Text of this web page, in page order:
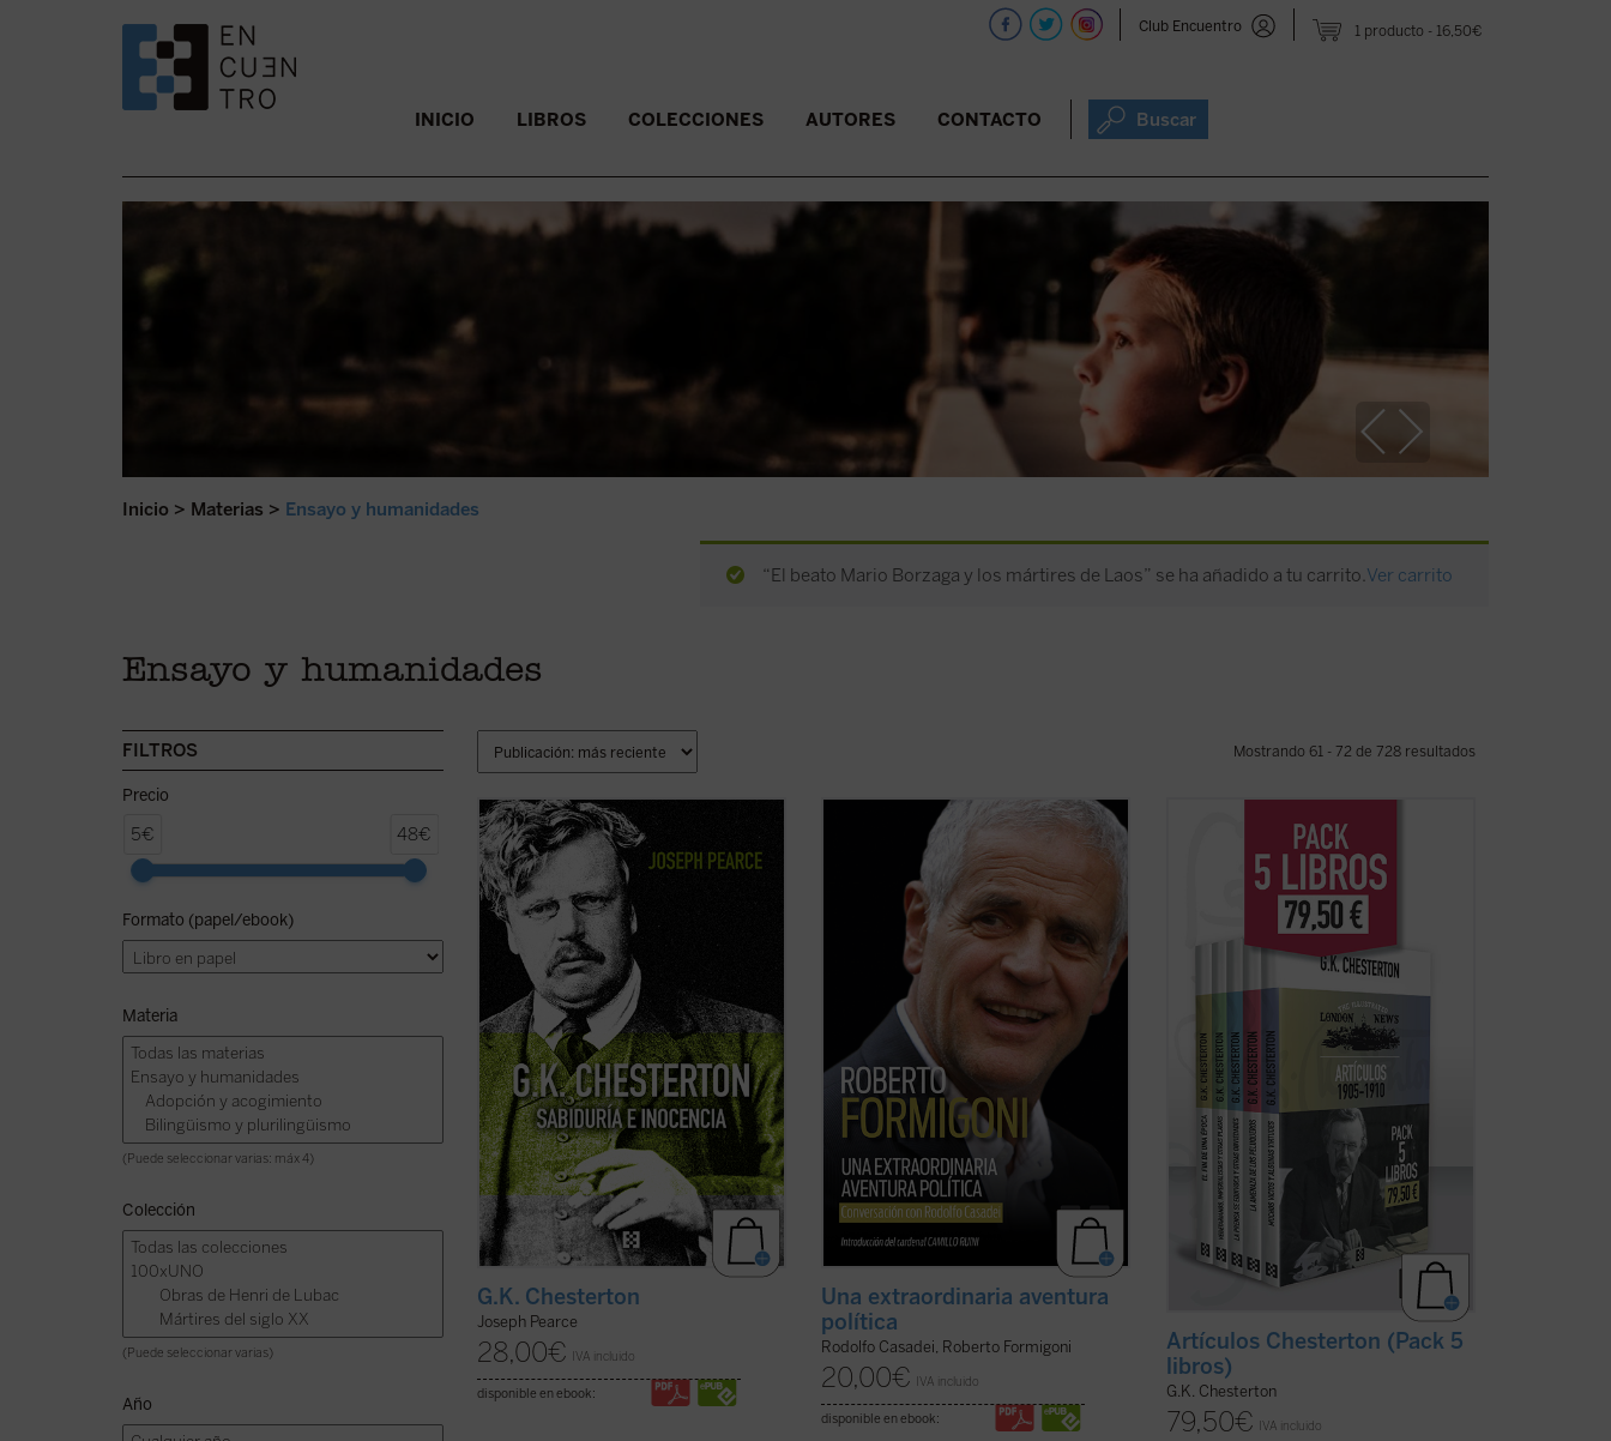
1 producto 16,50€
Club Encuentro
SALTAR AL CONTENIDO. INICIO LIBROS COLECCIONES AUTORES CONTACTO Buscar
Inicio > Materias > Ensayo y humanidades
“El beato Mario Borzaga y los mártires de Laos” se ha añadido a tu carrito. Ver carrito
Ensayo y humanidades
FILTROS
Precio
5€ 48€
Formato (papel/ebook)
Materia
(Puede seleccionar varias: máx 4)
Colección
(Puede seleccionar varias)
Año
Mostrando 61 - 72 de 728 resultados
Edición 150 aniversario del nacimiento de
Chesterton.
«Pearce consigue que la vida de
Chesterton fluya con pulso de novela (...)
LeerG.K. Chesterton. Sabiduría e
inocenciaes altamente recomendable,
salvo que uno prefiera pasar ...
G.K. Chesterton
Joseph Pearce
28,00€ IVA incluido
disponible en ebook:
Este libro relata sesenta años de historia
de Italia, vividos y vistos a través de los
ojos de un joven político extraordinario
de la región de Lombardía. No es solo la
historia de un individuo, sino también la
historia de un pueblo ...(ver ficha)
Una extraordinaria aventura
política
Rodolfo Casadei, Roberto Formigoni
20,00€ IVA incluido
disponible en ebook:
G.K. Chesterton fue uno de los escritores
más importantes del siglo XX. Publicó
una extensa colección de libros, ensayos
y artículos, poemas, obras de teatro,
novelas y cuentos que incluyen su
famosa serie sobre el padre Brown. Se
(ver ficha)
Artículos Chesterton (Pack 5
libros)
G.K. Chesterton
79,50€ IVA incluido